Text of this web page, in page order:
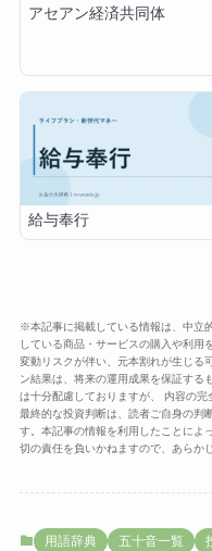
アセアン経済共同体
給与奉行
※本記事に掲載している情報は、中立
している商品・サービスの購入や利用
変動リスクが伴い、元本割れが生じる
ン結果は、将来の運用成果を保証する
は十分配慮しておりますが、 内容の完
最終的な投資判断は、読者ご自身の判
す。本記事の情報を利用したことによ
切の責任を負いかねますので、あらか
用語辞典 五十音一覧